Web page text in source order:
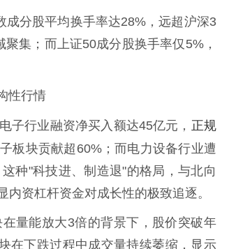
分股平均换手率达28%，远超沪深3
集；而上证50成分股换手率仅5%，
性行情
子行业融资净买入额达45亿元， 正规
板块贡献超60%；而电力设备行业遭
种"科技进、制造退"的格局，与北向
资杠杆资金对成长性的极致追逐。
量能放大3倍的背景下，股价突破年
在下跌过程中成交量持续萎缩，显示